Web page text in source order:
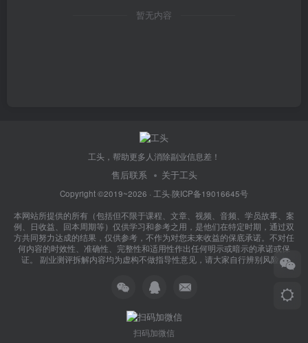
暂无内容
工头，帮助更多人消除副业信息差！
售后联系 关于工头
Copyright ©2019~2026 · 工头·陕ICP备19016645号
本网站所提供的所有（包括但不限于课程、文章、视频、音频、学员故事、案
例、日收益、回本周期等）仅供学习和参考之用，是他们在特定时期，通过双
方共同努力达成的结果，仅供参考，不作为对您未来收益的保底承诺。不对任
何内容的时效性、准确性、完整性和适用性作出任何明示或暗示的承诺或保
证。 副业测评拆解内容均为虚构不做指导性意见，请大家自行辨别风险！
扫码加微信